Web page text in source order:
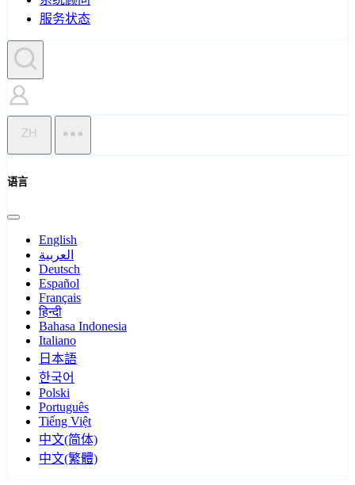
服务状态
ZH
语言
English
العربية
Deutsch
Español
Français
हिन्दी
Bahasa Indonesia
Italiano
日本語
한국어
Polski
Português
Tiếng Việt
中文(简体)
中文(繁體)